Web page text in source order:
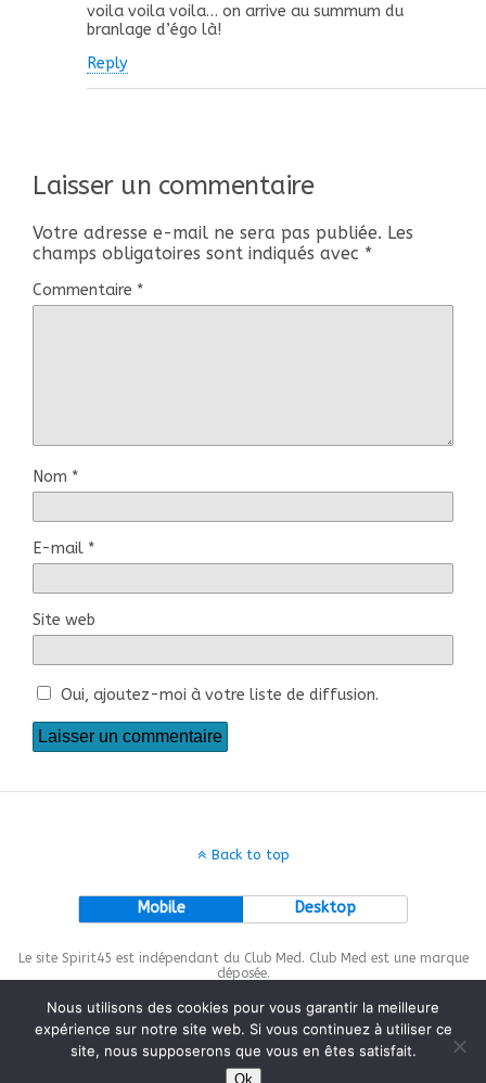
voila voila voila… on arrive au summum du
branlage d’égo là!
Reply
Laisser un commentaire
Votre adresse e-mail ne sera pas publiée. Les
champs obligatoires sont indiqués avec *
Commentaire *
Nom *
E-mail *
Site web
Oui, ajoutez-moi à votre liste de diffusion.
Back to top
Mobile Desktop
Le site Spirit45 est indépendant du Club Med. Club Med est une marque
déposée.
This site is protected bywp-copyrightpro.com
Nous utilisons des cookies pour vous garantir la meilleure
expérience sur notre site web. Si vous continuez à utiliser ce
site, nous supposerons que vous en êtes satisfait.
Ok